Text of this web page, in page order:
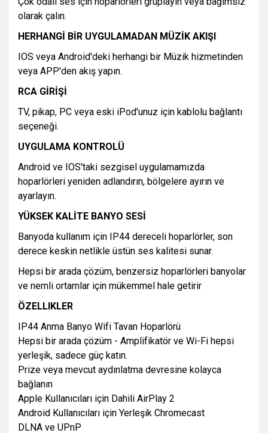
olarak çalın.
HERHANGİ BİR UYGULAMADAN MÜZİK AKIŞI
IOS veya Android'deki herhangi bir Müzik hizmetinden
veya APP'den akış yapın.
RCA GİRİŞİ
TV, pikap, PC veya eski iPod'unuz için kablolu bağlantı
seçeneği.
UYGULAMA KONTROLÜ
Android ve IOS'taki sezgisel uygulamamızda
hoparlörleri yeniden adlandırın, bölgelere ayırın ve
ayarlayın.
YÜKSEK KALİTE BANYO SESİ
Banyoda kullanım için IP44 dereceli hoparlörler, son
derece keskin netlikle üstün ses kalitesi sunar.
Hepsi bir arada çözüm, benzersiz hoparlörleri banyolar
ve nemli ortamlar için mükemmel hale getirir
ÖZELLIKLER
IP44 Anma Banyo Wifi Tavan Hoparlörü
Hepsi bir arada çözüm - Amplifikatör ve Wi-Fi hepsi
yerleşik, sadece güç katın.
Prize veya mevcut aydınlatma devresine kolayca
bağlanın
Apple Kullanıcıları için Dahili AirPlay 2
Android Kullanıcıları için Yerleşik Chromecast
DLNA ve UPnP